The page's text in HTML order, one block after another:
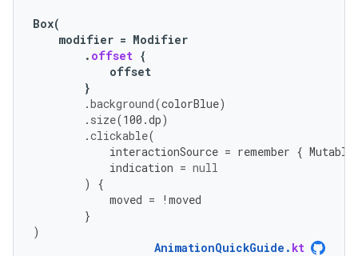
Box(
modifier = Modifier
. offset {
offset
}
.background(colorBlue)
. size(100.dp)
.clickable(
interactionSource = remember {
indication = null
)
{
moved = ! moved
}
)
AnimationQuickGuide . kt